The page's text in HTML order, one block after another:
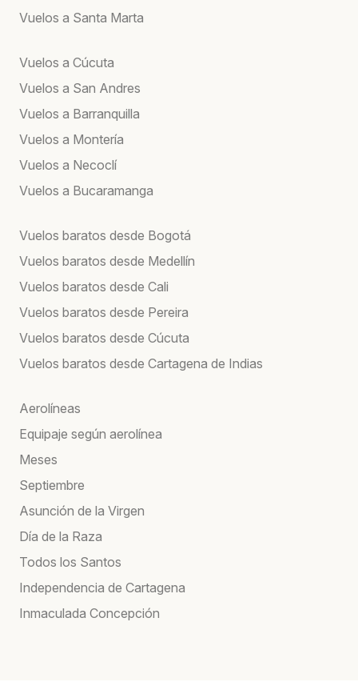
Vuelos a Santa Marta
Vuelos a Cúcuta
Vuelos a San Andres
Vuelos a Barranquilla
Vuelos a Montería
Vuelos a Necoclí
Vuelos a Bucaramanga
Vuelos baratos desde Bogotá
Vuelos baratos desde Medellín
Vuelos baratos desde Cali
Vuelos baratos desde Pereira
Vuelos baratos desde Cúcuta
Vuelos baratos desde Cartagena de Indias
Aerolíneas
Equipaje según aerolínea
Meses
Septiembre
Asunción de la Virgen
Día de la Raza
Todos los Santos
Independencia de Cartagena
Inmaculada Concepción